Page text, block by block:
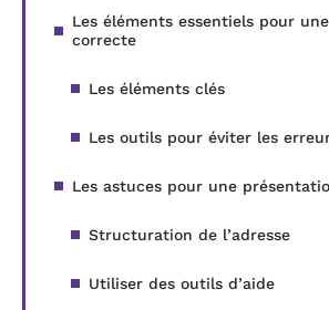
Les éléments essentiels pour
correcte
Les éléments clés
Les outils pour éviter les
Les astuces pour une
Structuration de l’adresse
Utiliser des outils d’aide